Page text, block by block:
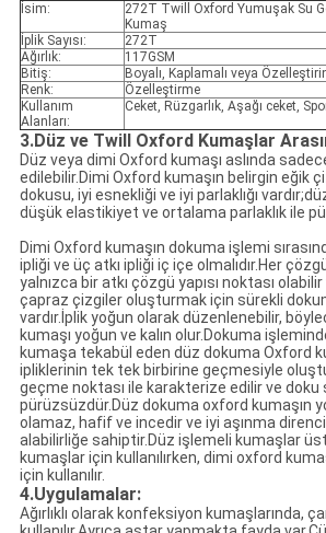
İsim:
272T Twill Oxford Yumuşak Su
Kumaş
İplik Sayısı:
272T
Ağırlık:
117GSM
Bitiş:
Boyalı, Kaplamalı veya
Renk:
Özelleştirme
Kullanım
Alanları:
Ceket, Rüzgarlık, Aşağı ceket,
3.Düz ve Twill Oxford Kumaşlar
Düz veya dimi Oxford kumaşı aslında
edilebilir.Dimi Oxford kumaşın belirgin eğik
dokusu, iyi esnekliği ve iyi parlaklığı
düşük elastikiyet ve ortalama parlaklık ile
Dimi Oxford kumaşın dokuma işlemi
ipliği ve üç atkı ipliği iç içe olmalıdır.Her
yalnızca bir atkı çözgü yapısı noktası
çapraz çizgiler oluşturmak için sürekli
vardır.İplik yoğun olarak düzenlenebilir,
kumaşı yoğun ve kalın olur.Dokuma
kumaşa tekabül eden düz dokuma Oxford
ipliklerinin tek tek birbirine geçmesiyle
geçme noktası ile karakterize edilir ve doku
pürüzsüzdür.Düz dokuma oxford kumaşın
olamaz, hafif ve incedir ve iyi aşınma
alabilirliğe sahiptir.Düz işlemeli kumaşlar üst
kumaşlar için kullanılırken, dimi oxford
için kullanılır.
4.Uygulamalar:
Ağırlıklı olarak konfeksiyon kumaşlarında,